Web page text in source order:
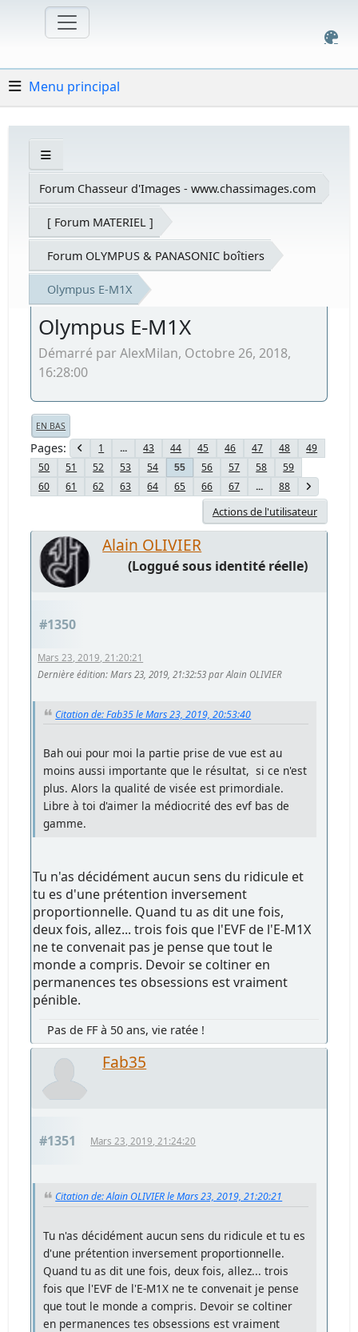
Menu principal
Forum Chasseur d'Images - www.chassimages.com
[ Forum MATERIEL ]
Forum OLYMPUS & PANASONIC boîtiers
Olympus E-M1X
Olympus E-M1X
Démarré par AlexMilan, Octobre 26, 2018,
16:28:00
EN BAS
Pages 1 ... 43 44 45 46 47 48
49
50
51 52 53 54 55 56 57 58
59
60
61 62 63 64 65 66 67 ... 88
Actions de l'utilisateur
Alain OLIVIER
(Loggué sous identité réelle)
#1350
Mars 23, 2019, 21:20:21
Dernière édition: Mars 23, 2019, 21:32:53 par Alain OLIVIER
Citation de: Fab35 le Mars 23, 2019, 20:53:40
Bah oui pour moi la partie prise de vue est au
moins aussi importante que le résultat, si ce n'est
plus. Alors la qualité de visée est primordiale.
Libre à toi d'aimer la médiocrité des evf bas de
gamme.
Tu n'as décidément aucun sens du ridicule et
tu es d'une prétention inversement
proportionnelle. Quand tu as dit une fois,
deux fois, allez... trois fois que l'EVF de l'E-M1X
ne te convenait pas je pense que tout le
monde a compris. Devoir se coltiner en
permanences tes obsessions est vraiment
pénible.
Pas de FF à 50 ans, vie ratée !
Fab35
#1351 Mars 23, 2019, 21:24:20
Citation de: Alain OLIVIER le Mars 23, 2019, 21:20:21
Tu n'as décidément aucun sens du ridicule et tu es
d'une prétention inversement proportionnelle.
Quand tu as dit une fois, deux fois, allez... trois
fois que l'EVF de l'E-M1X ne te convenait je pense
que tout le monde a compris. Devoir se coltiner
en permanences tes obsessions est vraiment